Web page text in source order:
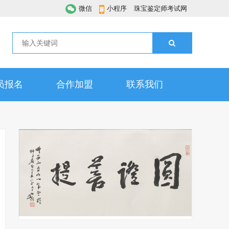
微信 小程序 珠宝鉴定师考试网
报名 合作加盟 联系我们